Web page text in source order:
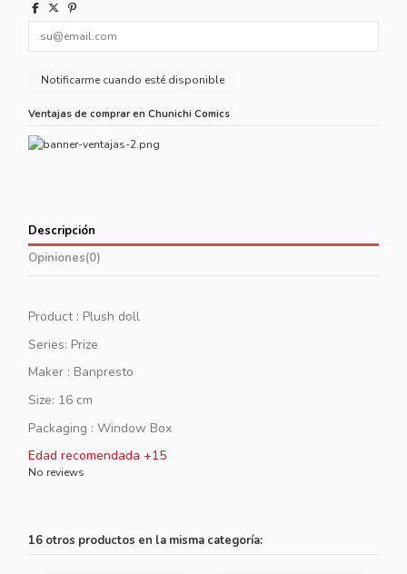
Ventajas de comprar en Chunichi Comics
Descripción
Opiniones(0)
Product : Plush doll
Series: Prize
Maker : Banpresto
Size: 16 cm
Packaging : Window Box
Edad recomendada +15
No reviews
16 otros productos en la misma categoría: